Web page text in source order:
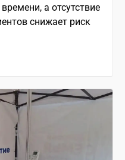
а отсутствие
снижает риск